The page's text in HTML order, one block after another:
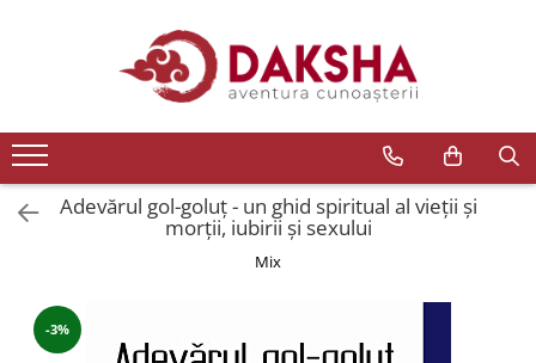
Editura Daksha
Seria Radu Cinamar
Seria Anton Parks
Dezvăluiri
Spiritualitate
Adevărul gol-goluţ - un ghid spiritual al vieţii şi
morţii, iubirii şi sexului
Mix
-3%